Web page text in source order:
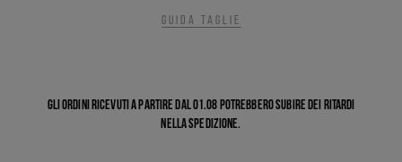
Guida taglie
Gli ordini ricevuti a partire dal 01.08 potrebbero subire dei ritardi
nella spedizione.